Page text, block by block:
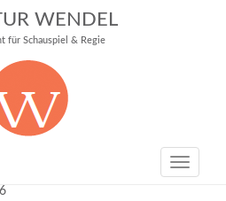
WENDEL
für Schauspiel & Regie
Toggle